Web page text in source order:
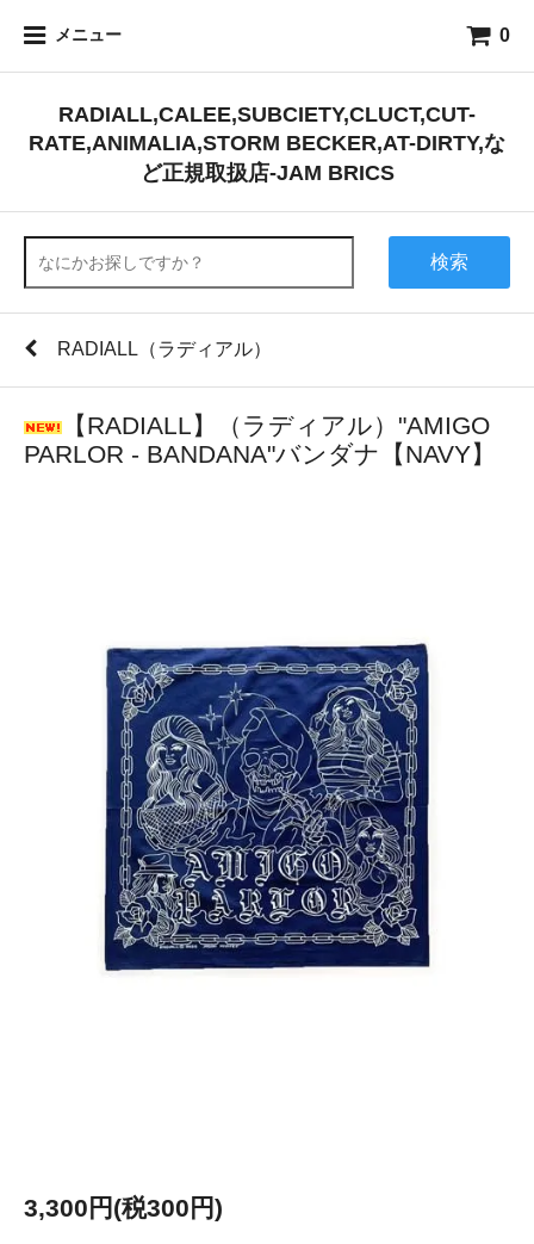
メニュー 0
RADIALL,CALEE,SUBCIETY,CLUCT,CUT-
RATE,ANIMALIA,STORM BECKER,AT-DIRTY,な
ど正規取扱店-JAM BRICS
検索
RADIALL（ラディアル）
【RADIALL】（ラディアル）"AMIGO
PARLOR - BANDANA"バンダナ【NAVY】
3,300円(税300円)